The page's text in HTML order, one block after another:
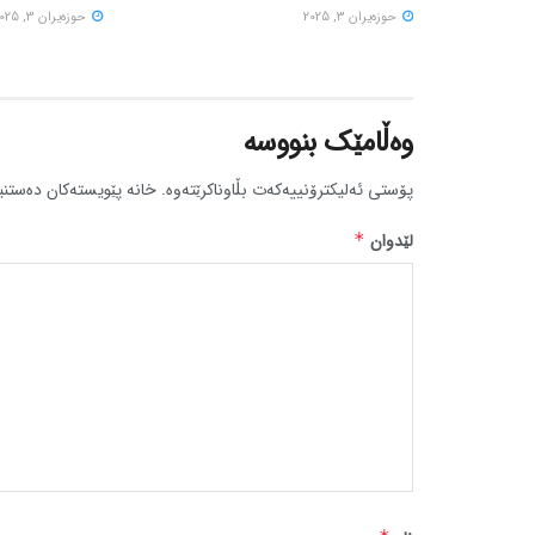
حوزه‌یران 3, 2025 حوزه‌یران 3, 2025
وەڵامێک بنووسە
پۆستی ئەلیکترۆنییەکەت بڵاوناکرێتەوە. خانە پێویستەکان
لێدوان *